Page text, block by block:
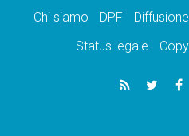
Chi siamo DPF Diffusione
Status legale